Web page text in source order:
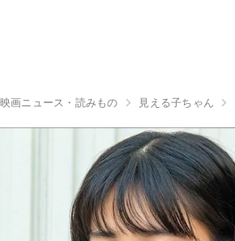
映画ニュース・読みもの 見える子ちゃん